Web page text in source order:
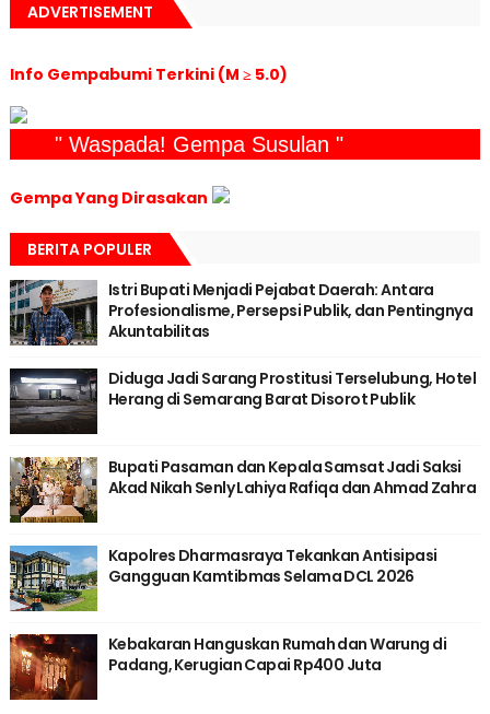
ADVERTISEMENT
Info Gempabumi Terkini (M ≥ 5.0)
" Waspada! Gempa Susulan "
Gempa Yang Dirasakan
BERITA POPULER
Istri Bupati Menjadi Pejabat Daerah: Antara
Profesionalisme, Persepsi Publik, dan Pentingnya
Akuntabilitas
Diduga Jadi Sarang Prostitusi Terselubung, Hotel
Herang di Semarang Barat Disorot Publik
Bupati Pasaman dan Kepala Samsat Jadi Saksi
Akad Nikah Senly Lahiya Rafiqa dan Ahmad Zahra
Kapolres Dharmasraya Tekankan Antisipasi
Gangguan Kamtibmas Selama DCL 2026
Kebakaran Hanguskan Rumah dan Warung di
Padang, Kerugian Capai Rp400 Juta